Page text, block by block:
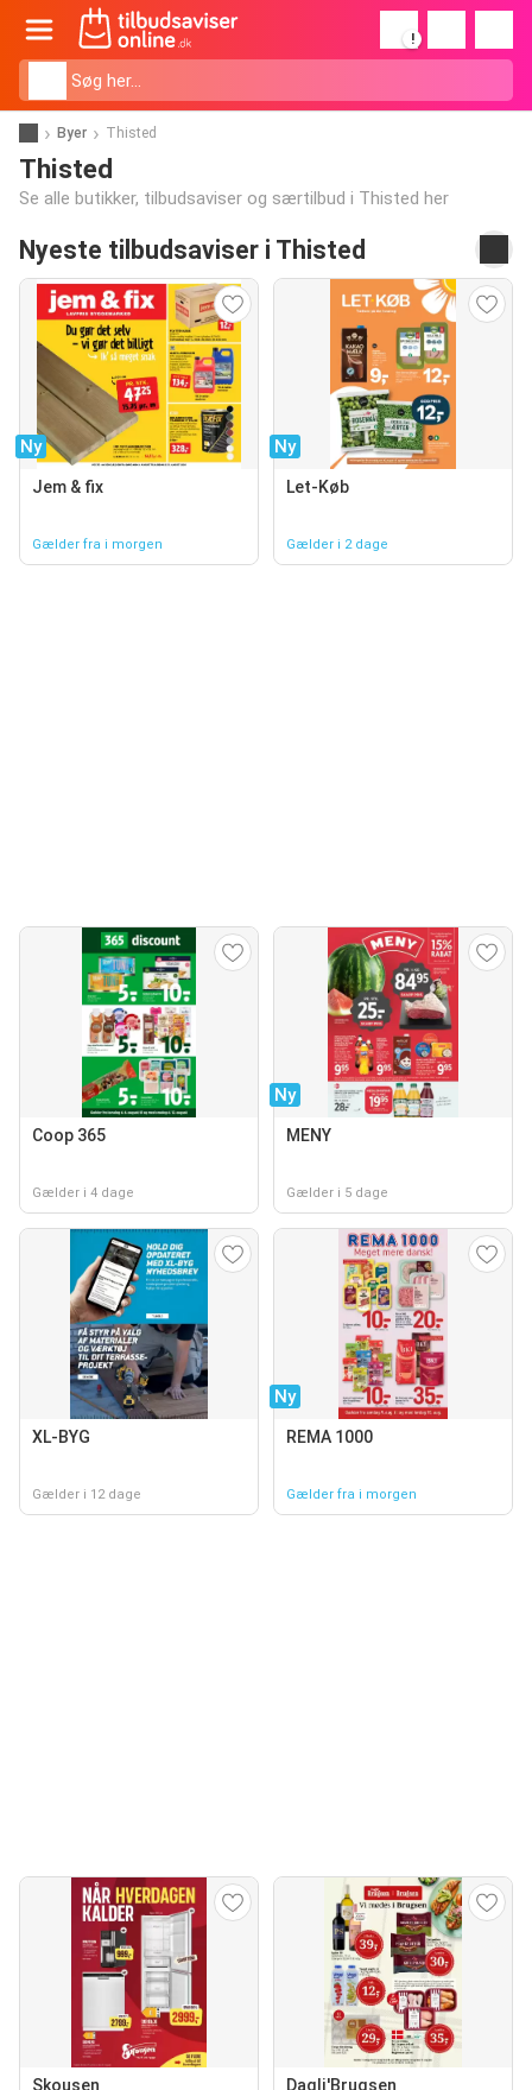
!
Byer Thisted
Thisted
Se alle butikker, tilbudsaviser og særtilbud i Thisted her
Nyeste tilbudsaviser i Thisted
Ny
Jem & fix
Gælder fra i morgen
Ny
Let-Køb
Gælder i 2 dage
Coop 365
Gælder i 4 dage
Ny
MENY
Gælder i 5 dage
XL-BYG
Gælder i 12 dage
Ny
REMA 1000
Gælder fra i morgen
Skousen Dagli'Brugsen